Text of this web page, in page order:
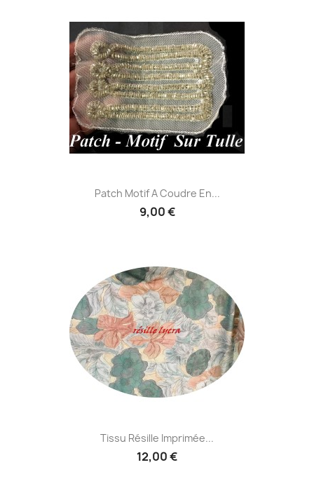
Patch Motif A Coudre En...
9,00 €
Tissu Résille Imprimée...
12,00 €